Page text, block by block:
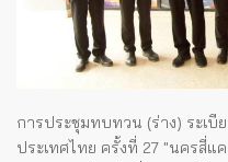
การประชุมทบทวน (ร่าง) ระเบี
ประเทศไทย ครั้งที่ 27 "นครสี่แค